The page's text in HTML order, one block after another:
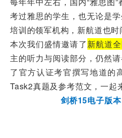
考过雅思的学生，也无论是
培训的领军机构，新航道也
本次我们盛情邀请了新航道
主的听力与阅读部分，仍然
了官方认证考官撰写地道的
Task2真题及参考范文，一起
剑桥15电子版